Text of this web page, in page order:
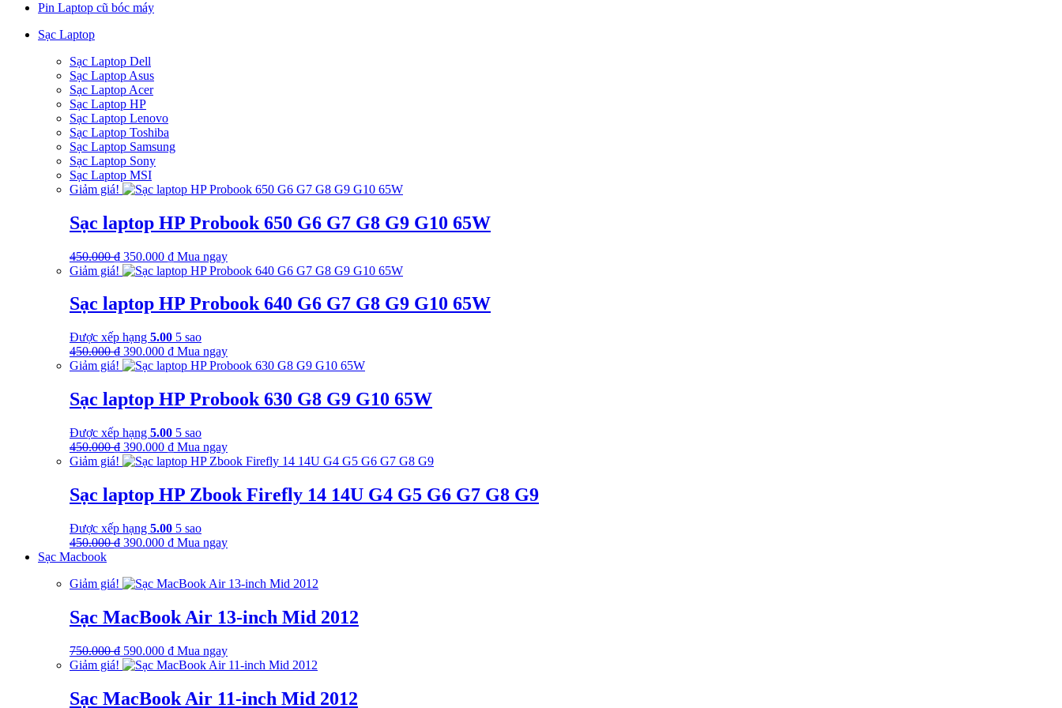
1.250.000 ₫.
Pin Laptop cũ bóc máy
Sạc Laptop
Sạc Laptop Dell
Sạc Laptop Asus
Sạc Laptop Acer
Sạc Laptop HP
Sạc Laptop Lenovo
Sạc Laptop Toshiba
Sạc Laptop Samsung
Sạc Laptop Sony
Sạc Laptop MSI
Giảm giá!
Sạc laptop HP Probook 650 G6 G7 G8 G9 G10 65W
450.000₫ Giá
gốc
450.000 ₫.
350.000 ₫Giá
hiện
là:
350.000 ₫.
Mua ngay
Giảm giá!
Sạc laptop HP Probook 640 G6 G7 G8 G9 G10 65W
Được xếp hạng 5.00 5 sao
450.000₫ Giá
gốc
450.000 ₫.
390.000 ₫Giá
hiện
là:
390.000 ₫.
Mua ngay
Giảm giá!
Sạc laptop HP Probook 630 G8 G9 G10 65W
Được xếp hạng 5.00 5 sao
450.000₫ Giá
gốc
450.000 ₫.
390.000 ₫Giá
hiện
là:
390.000 ₫.
Mua ngay
Giảm giá!
Sạc laptop HP Zbook Firefly 14 14U G4 G5 G6 G7 G8 G9
Được xếp hạng 5.00 5 sao
450.000₫ Giá
450.000 ₫.
390.000 ₫Giá
là:
Mua ngay
Sạc Macbook
Giảm giá!
Sạc MacBook Air 13-inch Mid 2012
750.000₫ Giá
gốc
750.000 ₫.
590.000 ₫Giá
hiện
là:
Mua ngay
Giảm giá!
Sạc MacBook Air 11-inch Mid 2012